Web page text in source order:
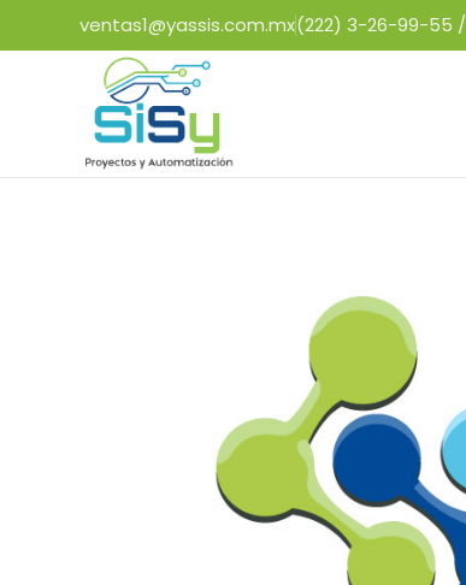
ventas1@yassis.com.mx(222) 3-26-99-55 /